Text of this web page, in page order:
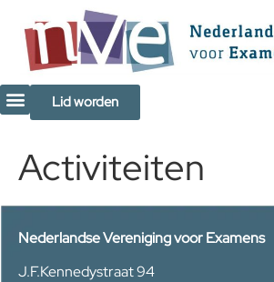
inhoud
Lid worden
Activiteiten
Nederlandse Vereniging voor Examens
J.F.Kennedystraat 94